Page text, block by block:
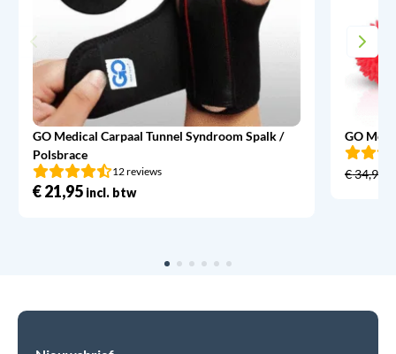
GO Medical Carpaal Tunnel Syndroom Spalk /
Polsbrace
12 reviews
€21,95 incl. btw
GO
€34,95